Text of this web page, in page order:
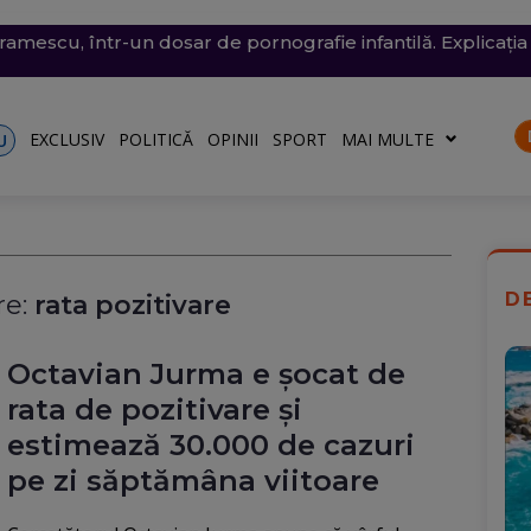
de energie, fără efect: Miercuri, la momentul
exploziv a perturbat traficul pe aeroportul Leipzig, un
către Ucraina. Rusia, principalul suspect
într-un dosar de pornografie infantilă.
în dreptul unei plaje din Mamaia (Video). Aparatul
lui Nicușor Dan, și-a publicat declarațiile de avere
are la Dacia
EXCLUSIV POLITICĂ OPINII SPORT MAI MULTE
rata pozitivare
Octavian Jurma e șocat de
rata de pozitivare și
estimează 30.000 de cazuri
pe zi săptămâna viitoare